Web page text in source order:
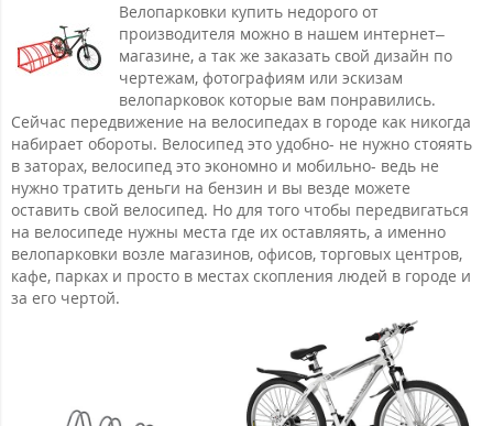
Велопарковки купить недорого от
производителя можно в нашем интернет–
магазине, а так же заказать свой дизайн по
чертежам, фотографиям или эскизам
велопарковок которые вам понравились.
Сейчас передвижение на велосипедах в городе как никогда
набирает обороты. Велосипед это удобно- не нужно стояять
в заторах, велосипед это экономно и мобильно- ведь не
нужно тратить деньги на бензин и вы везде можете
оставить свой велосипед. Но для того чтобы передвигаться
на велосипеде нужны места где их оставляять, а именно
велопарковки возле магазинов, офисов, торговых центров,
кафе, парках и просто в местах скопления людей в городе и
за его чертой.